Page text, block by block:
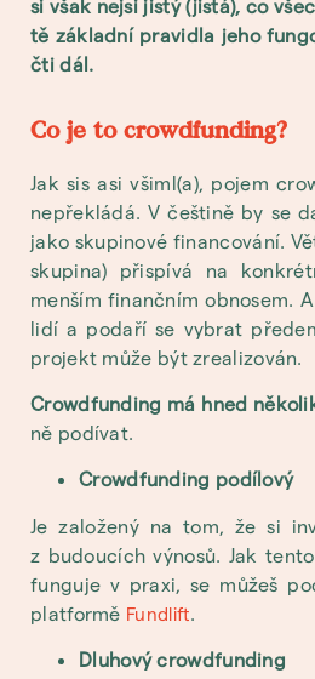
si však nejsi jistý (jistá), co
tě základní pravidla jeho
čti dál.
Co je to crowdfunding?
Jak sis asi všiml(a), pojem
nepřekládá. V češtině by se
jako skupinové financování.
skupina) přispívá na
menším finančním obnosem.
lidí a podaří se vybrat
projekt může být zrealizován.
Crowdfunding má hned
ně podívat.
Crowdfunding podílový
Je založený na tom, že si
z budoucích výnosů. Jak
funguje v praxi, se můžeš
platformě Fundlift
Dluhový crowdfunding